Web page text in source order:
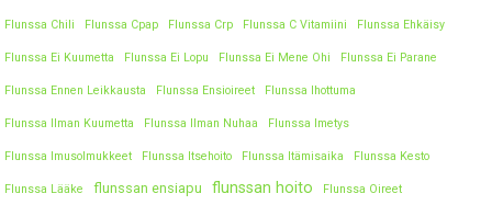
Flunssa Chili Flunssa Cpap Flunssa Crp Flunssa C Vitamiini Flunssa Ehkäisy
Flunssa Ei Kuumetta Flunssa Ei Lopu Flunssa Ei Mene Ohi Flunssa Ei Parane
Flunssa Ennen Leikkausta Flunssa Ensioireet Flunssa Ihottuma
Flunssa Ilman Kuumetta Flunssa Ilman Nuhaa Flunssa Imetys
Flunssa Imusolmukkeet Flunssa Itsehoito Flunssa Itämisaika Flunssa Kesto
Flunssa Lääke flunssan ensiapu flunssan hoito Flunssa Oireet